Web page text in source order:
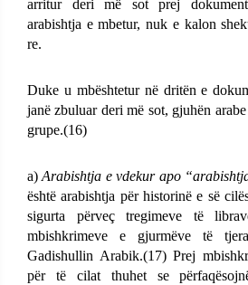
arritur deri më sot prej
arabishtja e mbetur, nuk e kalon
re.
Duke u mbështetur në dritën e
janë zbuluar deri më sot, gjuhën
grupe.(16)
a)Arabishtja e vdekur apo
është arabishtja për historinë e së
sigurta përveç tregimeve të
mbishkrimeve e gjurmëve të
Gadishullin Arabik.(17) Prej
për të cilat thuhet se